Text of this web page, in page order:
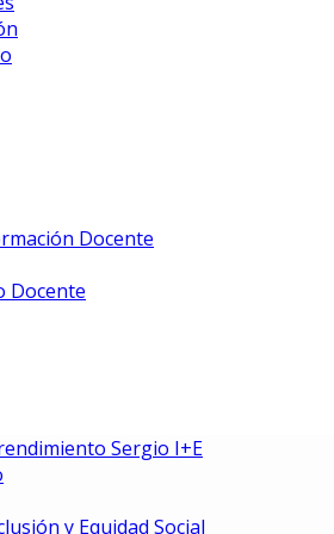
y Economía de Datos
Integral y Negocios Globales
en Teatro Musical
Doctorado en Innovación y Negocios
Docente
Docente
Sergio I+E
y Equidad Social